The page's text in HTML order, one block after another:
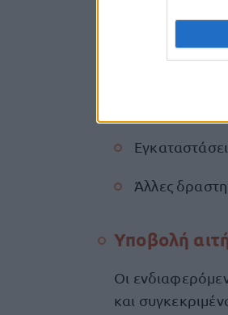
Άλλες
Υποβολή
Οι
και